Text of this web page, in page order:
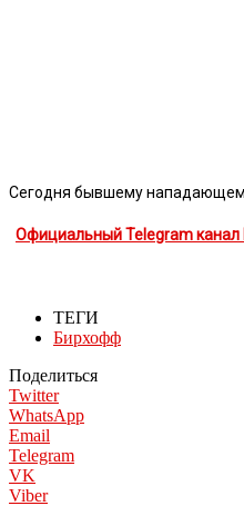
Сегодня бывшему
Официальный Telegram канал
ТЕГИ
Бирхофф
Поделиться
Twitter
WhatsApp
Email
Telegram
VK
Viber